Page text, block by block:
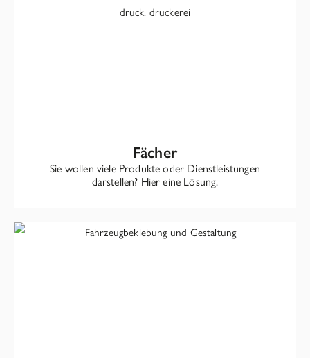
Fächer
Sie wollen viele Produkte oder Dienstleistungen
darstellen? Hier eine Lösung.